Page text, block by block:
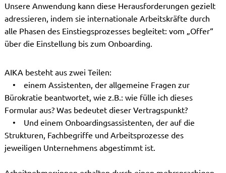
Unsere Anwendung kann diese Herausforderungen gezielt
adressieren, indem sie internationale Arbeitskräfte durch
alle Phasen des Einstiegsprozesses begleitet: vom „Offer“
über die Einstellung bis zum Onboarding.
AIKA besteht aus zwei Teilen:
• einem Assistenten, der allgemeine Fragen zur
Bürokratie beantwortet, wie z.B.: wie fülle ich dieses
Formular aus? Was bedeutet dieser Vertragspunkt?
• Und einem Onboardingsassistenten, der auf die
Strukturen, Fachbegriffe und Arbeitsprozesse des
jeweiligen Unternehmens abgestimmt ist.